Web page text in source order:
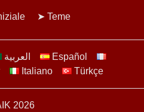
Teme
العربية
Español
Italiano Türkçe
2026